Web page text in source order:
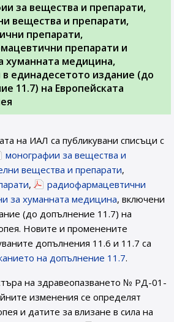
за вещества и препарати,
вещества и препарати,
препарати,
препарати и
хуманната медицина,
единадесетото издание (до
11.7) на Европейската
на ИАЛ са публикувани списъци с
монографии за вещества и
вещества и препарати,
,
радиофармацевтични
за хуманната медицина, включени
(до допълнение 11.7) на
Новите и променените
допълнения 11.6 и 11.7 са
на допълнение 11.7.
на здравеопазването № РД-01-
изменения се определят
и датите за влизане в сила на